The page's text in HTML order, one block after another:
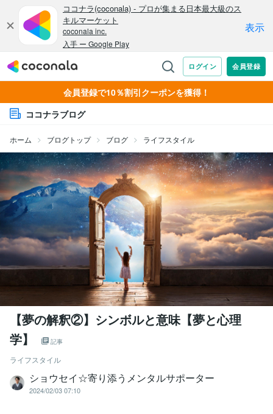
会員登録で10％割引クーポンを獲得！
ココナラブログ
ホーム ブログトップ ブログ ライフスタイル
【夢の解釈②】シンボルと意味【夢と心理
学】
記事
ライフスタイル
ショウセイ☆寄り添うメンタルサポーター
2024/02/03 07:10